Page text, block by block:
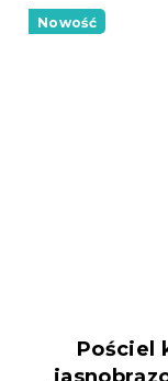
Nowość
Pościel